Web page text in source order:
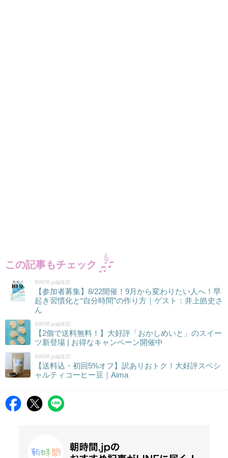
この記事もチェック
朝時間.jp編集部
【参加者募集】8/22開催！9月から変わりたい人へ！早
起き習慣化と“自分時間”の作り方｜ゲスト：井上皓史さ
ん
朝時間.jp編集部
【2個で送料無料！】大好評「おかしめいと」のスイー
ツ新登場 | お得なキャンペーン開催中
朝時間.jp編集部
【送料込・初回5%オフ】訳ありおトク！大好評スペシ
ャルティコーヒー豆｜Aima